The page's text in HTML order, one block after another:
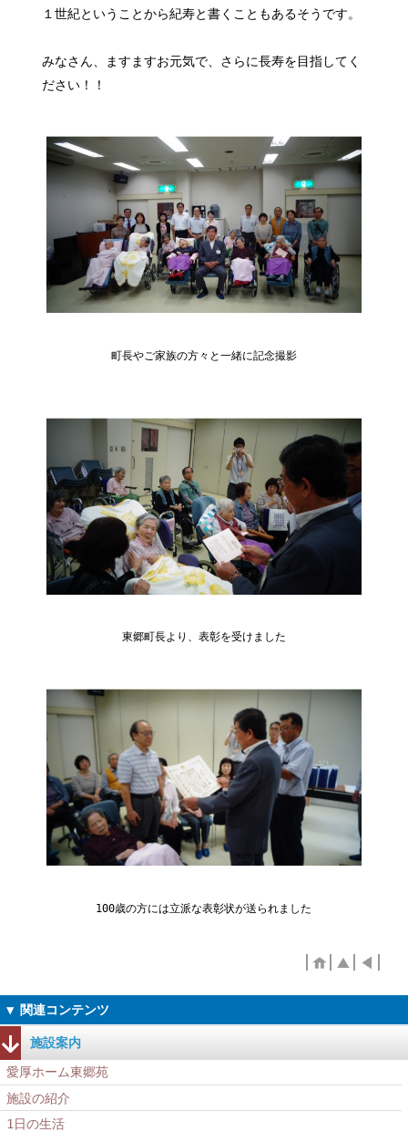
１世紀ということから紀寿と書くこともあるそうです。
みなさん、ますますお元気で、さらに長寿を目指してく
ださい！！
町長やご家族の方々と一緒に記念撮影
東郷町長より、表彰を受けました
100歳の方には立派な表彰状が送られました
施設案内
愛厚ホーム東郷苑
施設の紹介
1日の生活